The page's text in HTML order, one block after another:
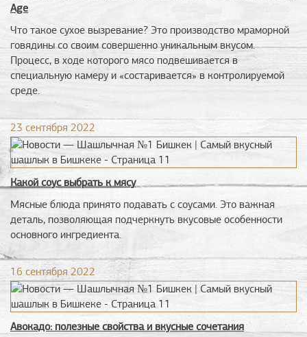
Age
Что такое сухое вызревание? Это производство мраморной
говядины со своим совершенно уникальным вкусом.
Процесс, в ходе которого мясо подвешивается в
специальную камеру и «состаривается» в контролируемой
среде.
23 сентября 2022
Какой соус выбрать к мясу
Мясные блюда принято подавать с соусами. Это важная
деталь, позволяющая подчеркнуть вкусовые особенности
основного ингредиента.
16 сентября 2022
Авокадо: полезные свойства и вкусные сочетания